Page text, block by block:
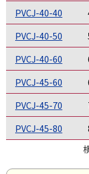
PVCJ-40-40
PVCJ-40-50
PVCJ-40-60
PVCJ-45-60
PVCJ-45-70
PVCJ-45-80